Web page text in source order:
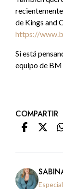
de Kings and
https://
Si está
equipo de BM
COMPARTIR